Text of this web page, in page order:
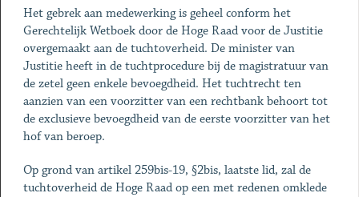
Het gebrek aan medewerking is geheel conform het
Gerechtelijk Wetboek door de Hoge Raad voor de Justitie
overgemaakt aan de tuchtoverheid. De minister van
Justitie heeft in de tuchtprocedure bij de magistratuur van
de zetel geen enkele bevoegdheid. Het tuchtrecht ten
aanzien van een voorzitter van een rechtbank behoort tot
de exclusieve bevoegdheid van de eerste voorzitter van het
hof van beroep.
Op grond van artikel 259bis-19, §2bis, laatste lid, zal de
tuchtoverheid de Hoge Raad op een met redenen omklede